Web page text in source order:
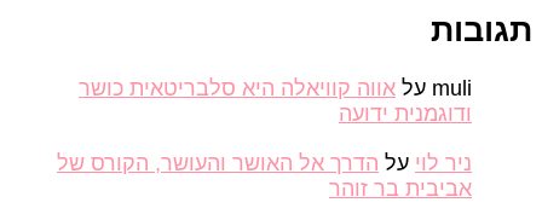
muliעלאווה קוויאלה היא סלבריטאית כושר
ודוגמנית ידועה
ניר לוי עלהדרך אל האושר והעושר, הקורס של
אביבית בר זוהר